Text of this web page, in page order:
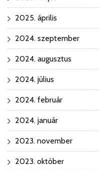
2025. április
2024. szeptember
2024. augusztus
2024. július
2024. február
2024. január
2023. november
2023. október